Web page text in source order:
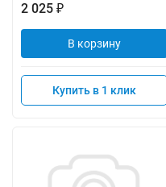
2 025 ₽
В корзину
Купить в 1 клик